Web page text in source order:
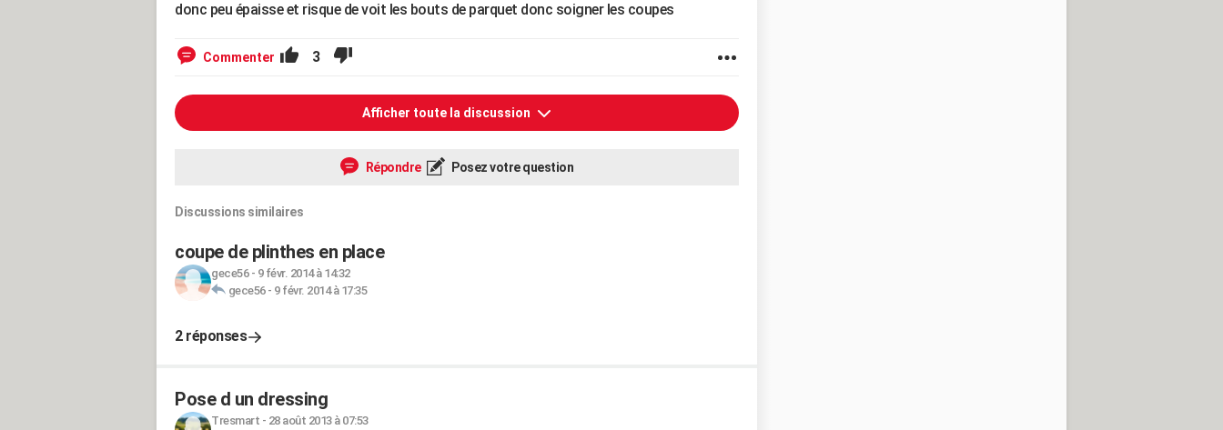
donc peu épaisse et risque de voit les bouts de parquet donc soigner les coupes
Commenter 3
Afficher toute la discussion
Répondre Posez votre question
Discussions similaires
coupe de plinthes en place
gece56- 9 févr. 2014 à 14:32
gece56- 9 févr. 2014 à 17:35
2 réponses
Pose d un dressing
Tresmart - 28 août 2013 à 07:53